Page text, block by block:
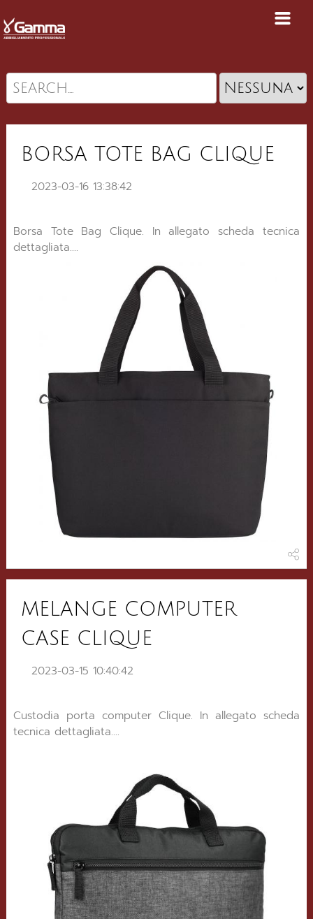
BORSA TOTE BAG CLIQUE
2023-03-16 13:38:42
Borsa Tote Bag Clique. In allegato scheda tecnica
dettagliata....
MELANGE COMPUTER
CASE CLIQUE
2023-03-15 10:40:42
Custodia porta computer Clique. In allegato scheda
tecnica dettagliata....